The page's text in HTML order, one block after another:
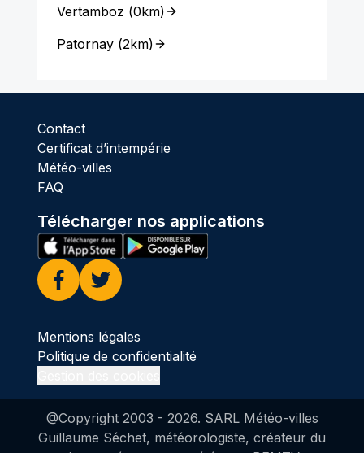
Vertamboz (0km)
Patornay(2km)
Contact
Certificat d’intempérie
Météo-villes
FAQ
Télécharger nos applications
Facebook
Twitter
Mentions légales
Politique de confidentialité
@Copyright 2003 - 2026. SARL Météo-villes
Guillaume Séchet, météorologiste, créateur du